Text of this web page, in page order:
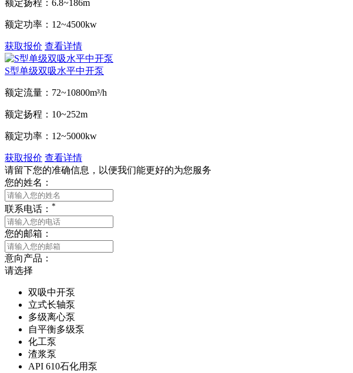
额定扬程： 6.8~186m
额定功率： 12~4500kw
获取报价 查看详情
S型单级双吸水平中开泵
额定流量： 72~10800m³/h
额定扬程： 10~252m
额定功率： 12~5000kw
获取报价 查看详情
请留下您的准确信息，以便我们能更好的为您服务
您的姓名：
联系电话： *
您的邮箱：
意向产品：
请选择
双吸中开泵
立式长轴泵
多级离心泵
自平衡多级泵
化工泵
渣浆泵
API 610石化用泵